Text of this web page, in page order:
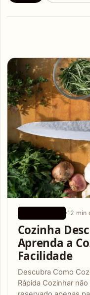
Articles
12 min
Cozinha
Aprenda a
Facilidade
Descubra Como
Rápida Cozinhar